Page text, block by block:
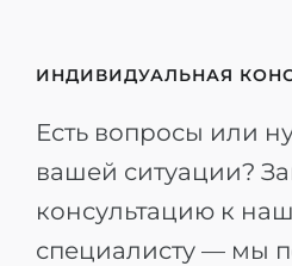
ИНДИВИДУАЛЬНАЯ
Есть вопросы или
вашей ситуации?
консультацию к
специалисту — мы